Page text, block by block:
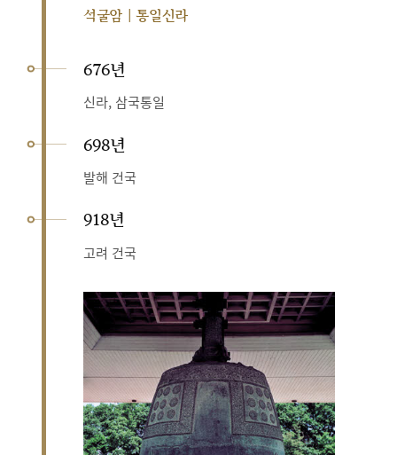
석굴암 | 통일신라
676년
신라, 삼국통일
698년
발해 건국
918년
고려 건국